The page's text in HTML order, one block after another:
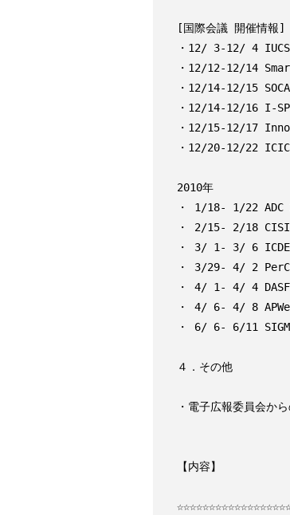
[国際会議 開催情報]
・12/ 3-12/ 4
・12/12-12/14
・12/14-12/15
・12/14-12/16 I-
・12/15-12/17
・12/20-12/22
2010年
・ 1/18- 1/22
・ 2/15- 2/18
・ 3/ 1- 3/ 6
・ 3/29- 4/ 2
・ 4/ 1- 4/ 4
・ 4/ 6- 4/ 8
・ 6/ 6- 6/11
４．その他
・電子広報委員会か
【内容】